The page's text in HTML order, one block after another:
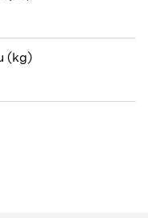
(kg)